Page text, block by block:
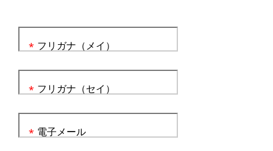
フリガナ（メイ）
*
フリガナ（セイ）
*
電子メール
*